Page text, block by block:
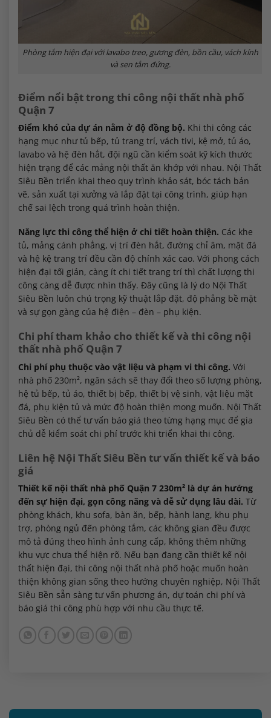
Phòng tắm hiện đại với lavabo treo, gương đèn, bồn cầu, vách kính
và sen tắm đứng.
Điểm nổi bật trong thi công nội thất nhà phố
Quận 7
Điểm khó của dự án nằm ở độ đồng bộ. Khi thi công các
hạng mục như tủ bếp, tủ trang trí, vách tivi, kệ mở, tủ áo,
lavabo và hệ đèn hắt, đội ngũ cần kiểm soát kỹ kích thước
hiện trạng để các mảng nội thất ăn khớp với nhau. Nội Thất
Siêu Bền triển khai theo quy trình khảo sát, bóc tách bản
vẽ, sản xuất tại xưởng và lắp đặt tại công trình, giúp hạn
chế sai lệch trong quá trình hoàn thiện.
Năng lực thi công thể hiện ở chi tiết hoàn thiện. Các khe
tủ, mảng cánh phẳng, vị trí đèn hắt, đường chỉ âm, mặt đá
và hệ kệ trang trí đều cần độ chính xác cao. Với phong cách
hiện đại tối giản, càng ít chi tiết trang trí thì chất lượng thi
công càng dễ được nhìn thấy. Đây cũng là lý do Nội Thất
Siêu Bền luôn chú trọng kỹ thuật lắp đặt, độ phẳng bề mặt
và sự gọn gàng của hệ điện – đèn – phụ kiện.
Chi phí tham khảo cho thiết kế và thi công nội
thất nhà phố Quận 7
Chi phí phụ thuộc vào vật liệu và phạm vi thi công. Với
nhà phố 230m², ngân sách sẽ thay đổi theo số lượng phòng,
hệ tủ bếp, tủ áo, thiết bị bếp, thiết bị vệ sinh, vật liệu mặt
đá, phụ kiện tủ và mức độ hoàn thiện mong muốn. Nội Thất
Siêu Bền có thể tư vấn báo giá theo từng hạng mục để gia
chủ dễ kiểm soát chi phí trước khi triển khai thi công.
Liên hệ Nội Thất Siêu Bền tư vấn thiết kế và báo
giá
Thiết kế nội thất nhà phố Quận 7 230m² là dự án hướng
đến sự hiện đại, gọn công năng và dễ sử dụng lâu dài. Từ
phòng khách, khu sofa, bàn ăn, bếp, hành lang, khu phụ
trợ, phòng ngủ đến phòng tắm, các không gian đều được
mô tả đúng theo hình ảnh cung cấp, không thêm những
khu vực chưa thể hiện rõ. Nếu bạn đang cần thiết kế nội
thất hiện đại, thi công nội thất nhà phố hoặc muốn hoàn
thiện không gian sống theo hướng chuyên nghiệp, Nội Thất
Siêu Bền sẵn sàng tư vấn phương án, dự toán chi phí và
báo giá thi công phù hợp với nhu cầu thực tế.